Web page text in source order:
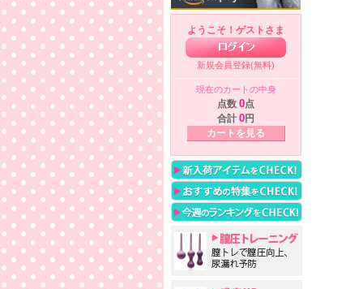
ようこそ！ゲストさま
新規会員登録(無料)
現在のカートの中身
点数 0点
合計 0円
カートを見る